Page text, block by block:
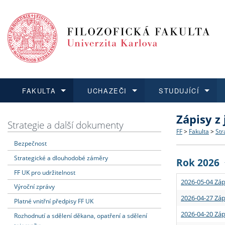
FAKULTA
Dozvědět se více
Struktura
Strategie
Podpora
UCHAZEČI
Podat přihlášku
Co
Učitelské
STUDUJÍCÍ
Dozvědět se více
Rigorózní
Dozvědět se více
O vědě a
Granty a
Dozvědět se více
Aktuální
Strategie a další dokumenty
Bezpečnost
Strategické a dlouhodobé záměry
FF UK pro udržitelnost
Výroční zprávy
Platné vnitřní předpisy FF UK
Rozhodnutí a sdělení děkana, opatření a sdělení
Zápisy
FF > Fakulta >
Rok 2026
2026-05-04
2026-04-27
2026-04-20